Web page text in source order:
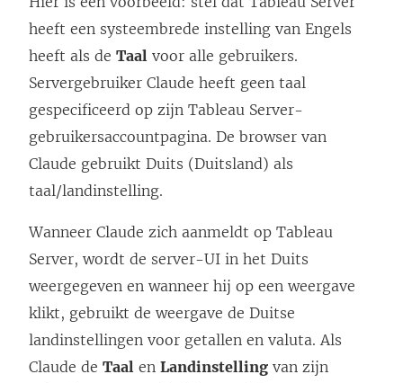
heeft een systeembrede instelling van Engels
heeft als de Taal voor alle gebruikers.
Servergebruiker Claude heeft geen taal
gespecificeerd op zijn Tableau Server-
gebruikersaccountpagina. De browser van
Claude gebruikt Duits (Duitsland) als
taal/landinstelling.
Wanneer Claude zich aanmeldt op Tableau
Server, wordt de server-UI in het Duits
weergegeven en wanneer hij op een weergave
klikt, gebruikt de weergave de Duitse
landinstellingen voor getallen en valuta. Als
Claude de Taal en Landinstelling van zijn